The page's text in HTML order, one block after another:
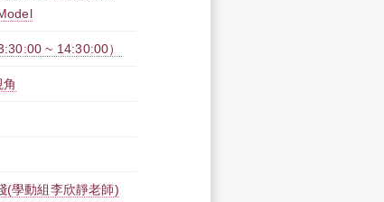
~ 14:30:00）
(學動組李欣靜老師)